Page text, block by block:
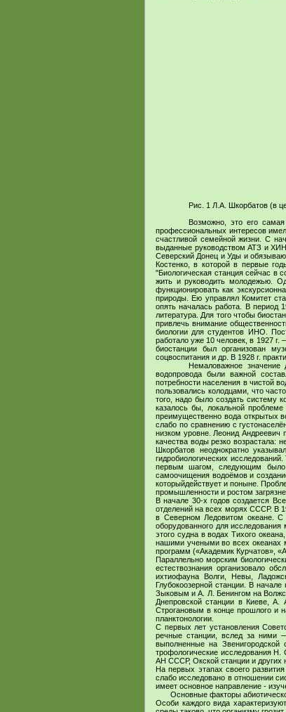
Рис. 1 Л.А. Шкорбатов (в
Возможно, это его
профессиональных интересов
счастливой семейной жизни. С
выданные руководством АТЗ и
Северский Донец и Уды и
Костенко, в которой в первые
"Биологическая станция сейчас в
жить и руководить молодежью.
функционировать как
природы. Ею управлял Комитет
опять началась работа. В период
литература. Для того чтобы
привлечь внимание
биологии для студентов ИНО.
работало уже 10 человек, в 1927 г.
биостанции был организован
соцвоспитания и др. В 1928 г.
Немаловажное значение
водопровода были важной
потребности населения в чистой
пользовались колодцами, что
того, надо было создать систему
казалось бы, локальной
преимущественно вода открытых
слабо по сравнению с
низком уровне. Леонид Андреевич
качества воды резко возрастала:
Шкорбатов неоднократно
гидробиологических
первым шагом, следующим было
самоочищения водоёмов и
которыйдействует и поныне.
промышленности и ростом
В начале 30-х годов создается
отделений на всех морях СССР. В
в Северном Ледовитом океане. С
оборудованного для
этого судна в водах Тихого
нашими учеными во всех океанах
программ («Академик Курчатов»,
Параллельно морским
естествознания организовало
ихтиофауна Волги, Невы,
Глубокоозерной станции. В
Зыковым и А. Л. Бенингом на
Днепровской станции в Киеве,
Строгановым в конце прошлого и
планктонологии.
С первых лет установления
речные станции, вслед за ними —
выполненные на Звенигородской
трофологические исследования Н.
АН СССР, Окской станции и других
На первых этапах своего
слабо исследовано в отношении
имеет основное направление -
Основные факторы абиотической
Особи каждого вида